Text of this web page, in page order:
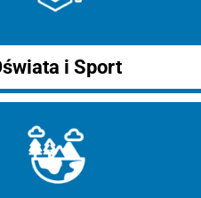
i Sport